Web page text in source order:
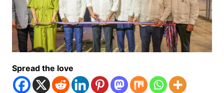
Spread the love